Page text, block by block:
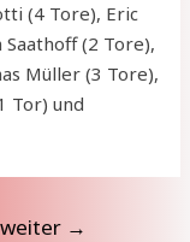
(4 Tore), Eric
(2 Tore),
Müller (3 Tore),
Tor) und
weiter →